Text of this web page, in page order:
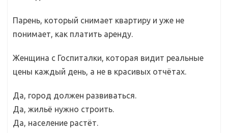
Парень, который снимает квартиру и уже не
понимает, как платить аренду.
Женщина с Госпиталки, которая видит реальные
цены каждый день, а не в красивых отчётах.
Да, город должен развиваться.
Да, жильё нужно строить.
Да, население растёт.